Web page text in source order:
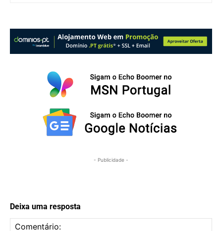
- Publicidade -
Deixa uma resposta